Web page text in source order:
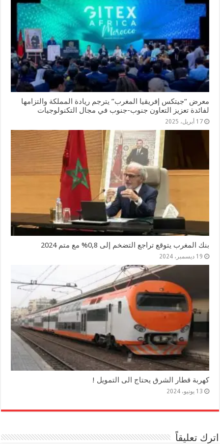
معرض “جيتكس إفريقيا المغرب” يترجم ريادة المملكة والتزامها
لفائدة تعزيز التعاون جنوب-جنوب في مجال التكنولوجيات
17 أبريل، 2025
بنك المغرب يتوقع تراجع التضخم إلى 0,8% مع متم 2024
19 ديسمبر، 2024
كهربة قطار الشرق يحتاج الى التمويل !
13 يونيو، 2024
اترك تعليقاً